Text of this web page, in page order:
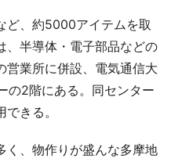
、約5000アイテムを取
、半導体・電子部品などの
営業所に併設、電気通信大
の2階にある。同センター
きる。
、物作りが盛んな多摩地